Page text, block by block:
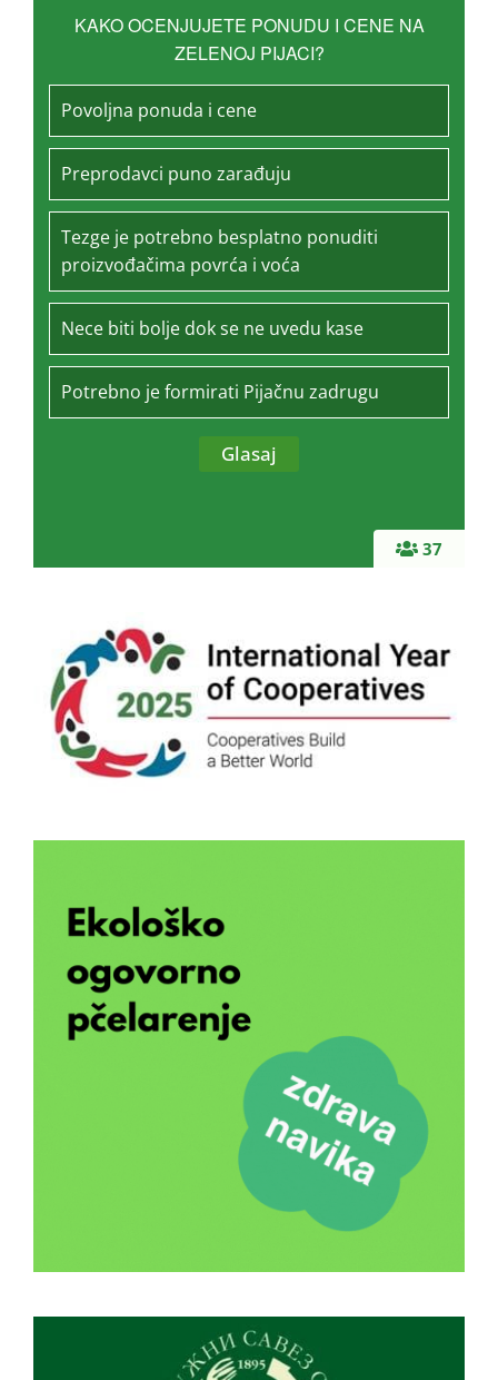
37
KAKO OCENJUJETE PONUDU I CENE NA
ZELENOJ PIJACI?
Povoljna ponuda i cene
Preprodavci puno zarađuju
Tezge je potrebno besplatno ponuditi
proizvođačima povrća i voća
Nece biti bolje dok se ne uvedu kase
Potrebno je formirati Pijačnu zadrugu